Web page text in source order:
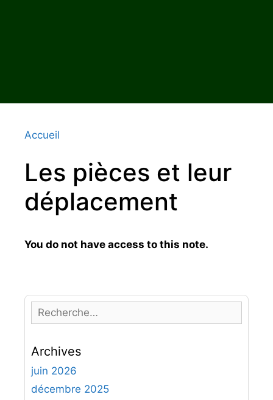
Accueil
Les pièces et leur
déplacement
You do not have access to this note.
e
h
e
r
Archives
juin 2026
décembre 2025